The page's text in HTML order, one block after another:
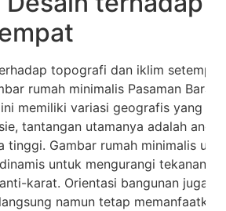
topografi dan iklim
rumah minimalis Pasaman Barat
memiliki variasi geografis yang
tantangan utamanya adalah
tinggi. Gambar rumah minimalis
untuk mengurangi tekanan
karat. Orientasi bangunan juga
namun tetap